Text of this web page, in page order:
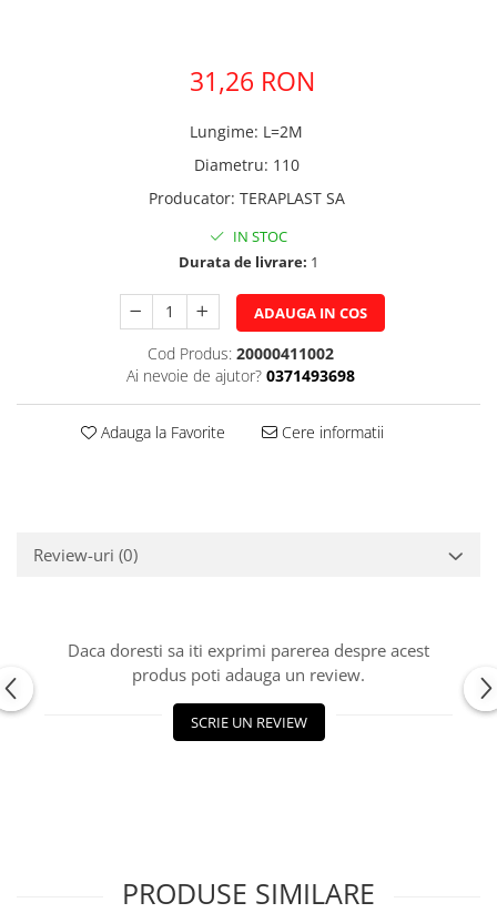
Rezervoare-Sifoane-Racorduri
31,26 RON
Lungime: L=2M
Diametru: 110
Producator: TERAPLAST SA
IN STOC
Durata de livrare: 1
ADAUGA IN COS
Cod Produs: 20000411002
Ai nevoie de ajutor? 0371493698
Adauga la Favorite Cere informatii
Review-uri (0)
Daca doresti sa iti exprimi parerea despre acest
produs poti adauga un review.
SCRIE UN REVIEW
PRODUSE SIMILARE